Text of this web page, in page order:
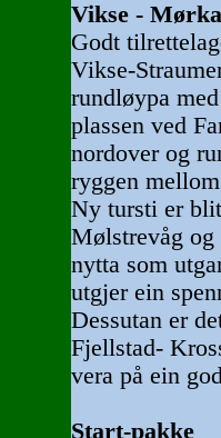
Vikse -
Godt
Vikse-
rundløypa
plassen ved
nordover og
ryggen
Ny tursti er
Mølstrevåg og
nytta som
utgjer ein
Dessutan er
Fjellstad-
vera på ein
Start-pakke